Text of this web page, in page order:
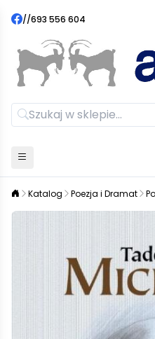
//693 556 604
Katalog Poezja i Dramat